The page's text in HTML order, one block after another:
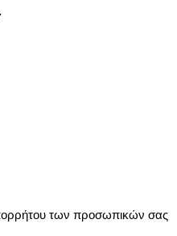
των προσωπικών σας